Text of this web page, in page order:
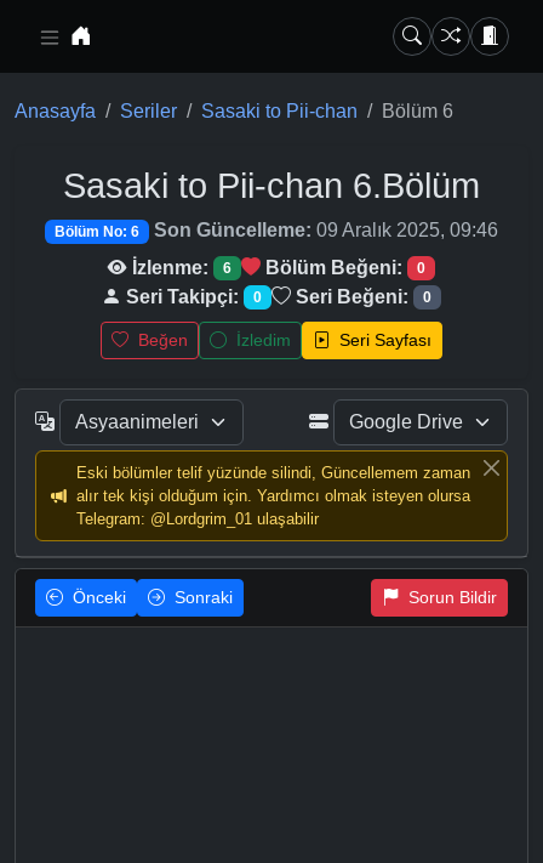
Anasayfa Seriler Sasaki to Pii-chan Bölüm 6
Sasaki to Pii-chan 6.Bölüm
Bölüm No: 6 Son Güncelleme: 09 Aralık 2025, 09:46
İzlenme:
6 Bölüm Beğeni: 0
Seri Takipçi: 0 Seri Beğeni: 0
Beğen İzledim Seri Sayfası
Eski bölümler telif yüzünde silindi, Güncellemem zaman
alır tek kişi olduğum için. Yardımcı olmak isteyen olursa
Telegram: @Lordgrim_01 ulaşabilir
Önceki Sonraki Sorun Bildir